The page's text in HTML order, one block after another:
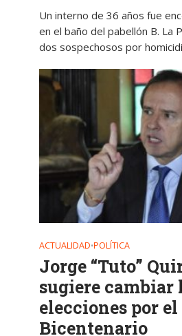
Un interno de 36 años fue
en el baño del pabellón B. La
dos sospechosos por
ACTUALIDAD•POLÍTICA
Jorge “Tuto”
sugiere cambiar
elecciones por el
Bicentenario